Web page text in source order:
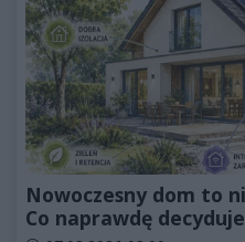
Nowoczesny dom to
Co naprawdę